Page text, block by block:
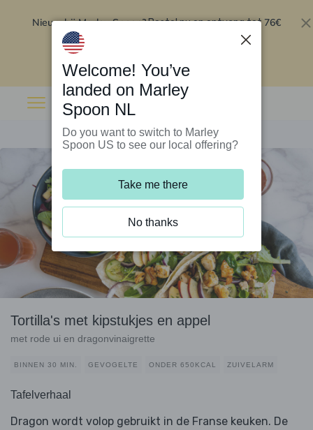
Nieuw bij Marley Spoon?Bestel nu en ontvang tot 76€
Tortilla's met kipstukjes en appel
met rode ui en dragonvinaigrette
BINNEN 30 MIN. GEVOGELTE ONDER 650KCAL ZUIVELARM
Tafelverhaal
Dragon wordt volop gebruikt in de Franse keuken. De
Welcome! You’ve
landed on Marley
Spoon NL
Do you want to switch to Marley
Spoon US to see our local offering?
Take me there
No thanks